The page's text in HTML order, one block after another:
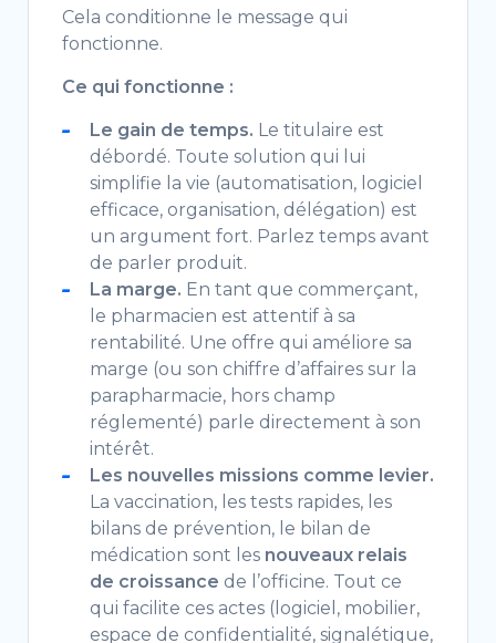
Cela conditionne le message qui
fonctionne.
Ce qui fonctionne :
Le gain de temps. Le titulaire est
débordé. Toute solution qui lui
simplifie la vie (automatisation, logiciel
efficace, organisation, délégation) est
un argument fort. Parlez temps avant
de parler produit.
La marge. En tant que commerçant,
le pharmacien est attentif à sa
rentabilité. Une offre qui améliore sa
marge (ou son chiffre d’affaires sur la
parapharmacie, hors champ
réglementé) parle directement à son
intérêt.
Les nouvelles missions comme levier.
La vaccination, les tests rapides, les
bilans de prévention, le bilan de
médication sont les nouveaux relais
de croissance de l’officine. Tout ce
qui facilite ces actes (logiciel, mobilier,
espace de confidentialité, signalétique,